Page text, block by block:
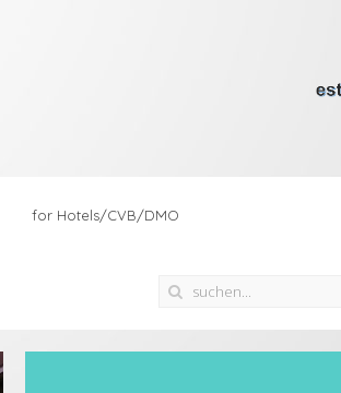
for Hotels/CVB/DMO